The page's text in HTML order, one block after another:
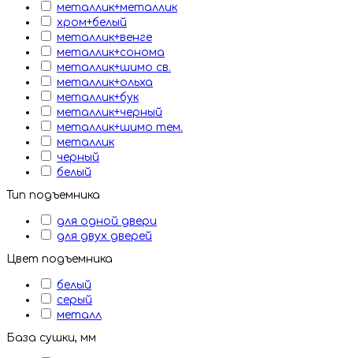
металлик+металлик
хром+белый
металлик+венге
металлик+сонома
металлик+шимо св.
металлик+ольха
металлик+бук
металлик+черный
металлик+шимо тем.
металлик
черный
белый
Тип подъемника
для одной двери
для двух дверей
Цвет подъемника
белый
серый
металл
База сушки, мм